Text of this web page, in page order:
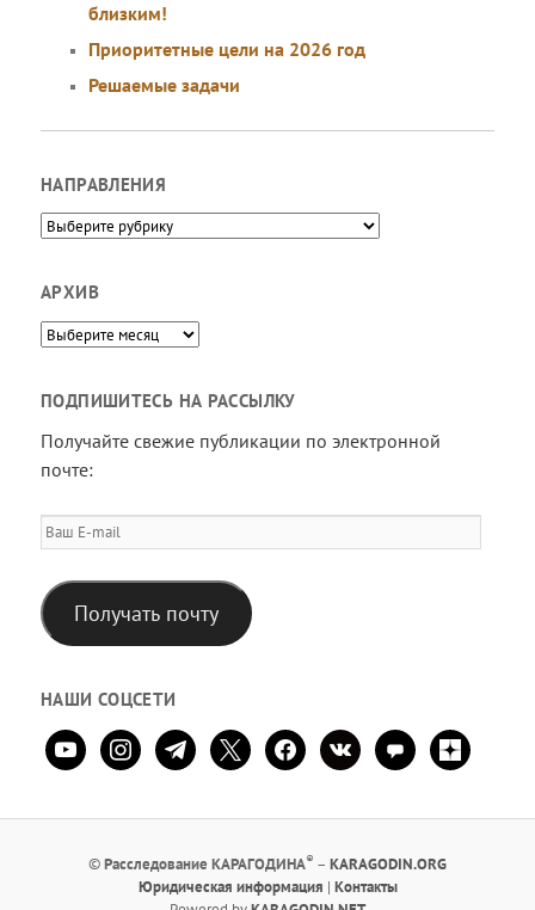
близким!
Приоритетные цели на 2026 год
Решаемые задачи
НАПРАВЛЕНИЯ
Направления
АРХИВ
Архив
ПОДПИШИТЕСЬ НА РАССЫЛКУ
Получайте свежие публикации по электронной
почте:
Ваш
E-
mail
Получать почту
НАШИ СОЦСЕТИ
youtubeinstagramtelegram
x facebookvkontaktecomment
zen-
yandex
©Расследование КАРАГОДИНА® – KARAGODIN.ORG
Юридическая информация | Контакты